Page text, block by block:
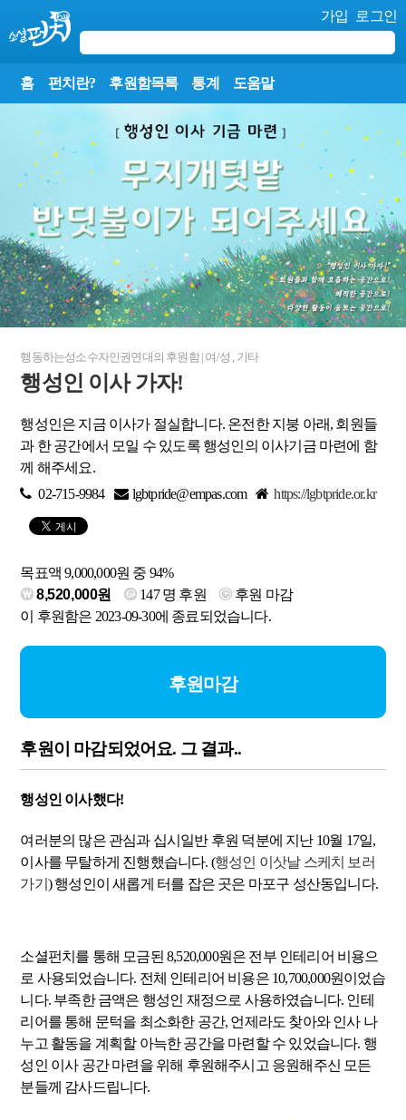
가입 로그인
홈 펀치란? 후원함목록 통계 도움말
행동하는성소수자인권연대의 후원함 | 여/성 기타
행성인 이사 가자!
행성인은 지금 이사가 절실합니다. 온전한 지붕 아래, 회원들
과 한 공간에서 모일 수 있도록 행성인의 이사기금 마련에 함
께 해주세요.
02-715-9984
lgbtpride@empas.com https://lgbtpride.or.kr
목표액 9,000,000원 중 94%
8,520,000원
147명 후원
후원 마감
이 후원함은 2023-09-30에 종료되었습니다.
후원마감
후원이 마감되었어요. 그 결과..
행성인 이사했다!
여러분의 많은 관심과 십시일반 후원 덕분에 지난 10월 17일,
이사를 무탈하게 진행했습니다. (행성인 이삿날 스케치 보러
가기 ) 행성인이 새롭게 터를 잡은 곳은 마포구 성산동입니다.
소셜펀치를 통해 모금된 8,520,000원은 전부 인테리어 비용으
로 사용되었습니다. 전체 인테리어 비용은 10,700,000원이었습
니다. 부족한 금액은 행성인 재정으로 사용하였습니다. 인테
리어를 통해 문턱을 최소화한 공간, 언제라도 찾아와 인사 나
누고 활동을 계획할 아늑한 공간을 마련할 수 있었습니다. 행
성인 이사 공간 마련을 위해 후원해주시고 응원해주신 모든
분들께 감사드립니다.